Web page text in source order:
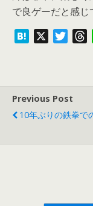
で良ゲーだと感じ
n
a
t
e
r
s
Previous Post
10年ぶりの鉄拳で